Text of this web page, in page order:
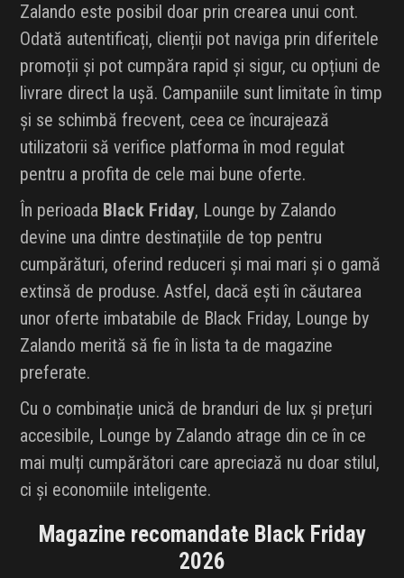
Zalando este posibil doar prin crearea unui cont.
Odată autentificați, clienții pot naviga prin diferitele
promoții și pot cumpăra rapid și sigur, cu opțiuni de
livrare direct la ușă. Campaniile sunt limitate în timp
și se schimbă frecvent, ceea ce încurajează
utilizatorii să verifice platforma în mod regulat
pentru a profita de cele mai bune oferte.
În perioada Black Friday, Lounge by Zalando
devine una dintre destinațiile de top pentru
cumpărături, oferind reduceri și mai mari și o gamă
extinsă de produse. Astfel, dacă ești în căutarea
unor oferte imbatabile de Black Friday, Lounge by
Zalando merită să fie în lista ta de magazine
preferate.
Cu o combinație unică de branduri de lux și prețuri
accesibile, Lounge by Zalando atrage din ce în ce
mai mulți cumpărători care apreciază nu doar stilul,
ci și economiile inteligente.
Magazine recomandate Black Friday
2026